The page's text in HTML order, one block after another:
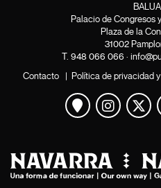
Palacio de Congresos
Plaza de la
31002
T. 948 066 066 ·
Contacto | Política de privacidad
Ver mapa